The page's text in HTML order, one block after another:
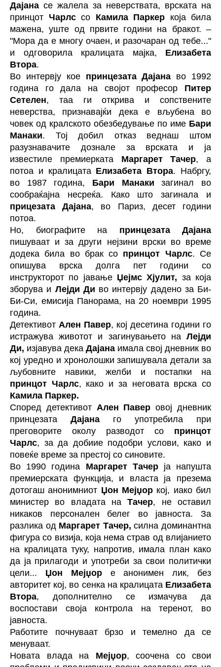
Дајана се жалела за неверствата, врската на
принцот Чарлссо Камила Паркер која била
мажена, уште од првите години на бракот. –
"Мора да е многу очаен, и разочаран од тебе..."
и одговорила кралицата мајка, Елизабета
Втора.
Во интервју кое принцезата Дајана во 1992
година го дала на својот професор Питер
Сетелен, таа ги открива и сопствените
неверства, признавајќи дека е вљубена во
човек од кралското обезбедување по име Бари
Манаки. Тој добил отказ веднаш штом
разузнавачите дознале за врската и ја
известиле премиерката Маргарет Тачер, а
потоа и кралицата Елизабета Втора. Набргу,
во 1987 година, Бари Манаки загинал во
сообраќајна несреќа. Како што загинала и
прицезата Дајана, во Париз, десет години
потоа.
Но, биографите на принцезата Дајана
пишуваат и за други нејзини врски во време
додека била во брак со принцот Чарлс. Се
опишува врска долга пет години со
инструкторот по јавање Џејмс Хјулит, за која
зборува и Лејди Ди во интервју дадено за Би-
Би-Си, емисија Панорама, на 20 ноември 1995
година.
Детективот Ален Павер, кој десетина години го
истражува животот и загинувањето на Лејди
Ди, изјавува дека Дајана имала свој дневник во
кој уредно и хронолошки запишувала детали за
љубовните навики, желби и постапки на
принцот Чарлс, како и за неговата врска со
Камила Паркер.
Според детективот Ален Павер овој дневник
принцезата Дајана го употребила при
преговорите околу разводот со принцот
Чарлс, за да добиие подобри услови, како и
повеќе време за престој со синовите.
Во 1990 година Маргарет Тачерја напушта
премиерската функција, и власта ја презема
дотогаш анонимниот Џон Мејџор кој, иако бил
министер во владата наТачер, не оставил
никаков персонален белег во јавноста. За
разлика од Маргарет Тачер, силна доминантна
фигура со визија, која нема страв од влијанието
на кралицата туку, напротив, имала план како
да ја прилагоди и употреби за свои политички
цели... Џон Мејџоре анонимен лик, без
авторитет кој, во сенка на кралицата Елизабета
Втора, дополнително се измачува да
воспостави своја контрола на теренот, во
јавноста.
Работите почнуваат брзо и темелно да се
менуваат.
Новата влада на Мејџор, соочена со свои